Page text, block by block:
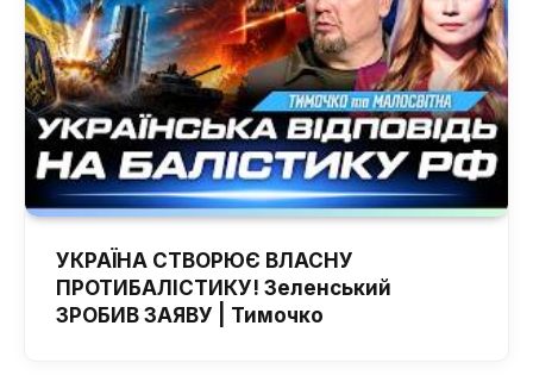
УКРАЇНА СТВОРЮЄ ВЛАСНУ
ПРОТИБАЛІСТИКУ! Зеленський
ЗРОБИВ ЗАЯВУ | Тимочко